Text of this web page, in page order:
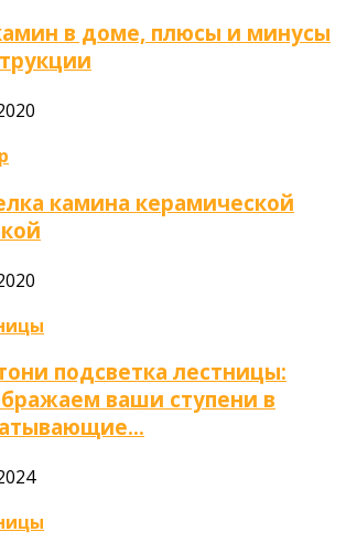
в доме, плюсы и минусы
камина керамической
подсветка лестницы:
ваши ступени в